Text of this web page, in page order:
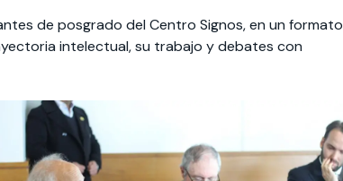
de posgrado del Centro Signos, en un formato
intelectual, su trabajo y debates con